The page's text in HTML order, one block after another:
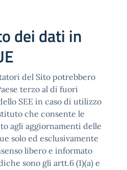
dei dati in
del Sito potrebbero
terzo al di fuori
SEE in caso di utilizzo
che consente le
agli aggiornamenti delle
solo ed esclusivamente
libero e informato
sono gli artt.6 (1)(a) e